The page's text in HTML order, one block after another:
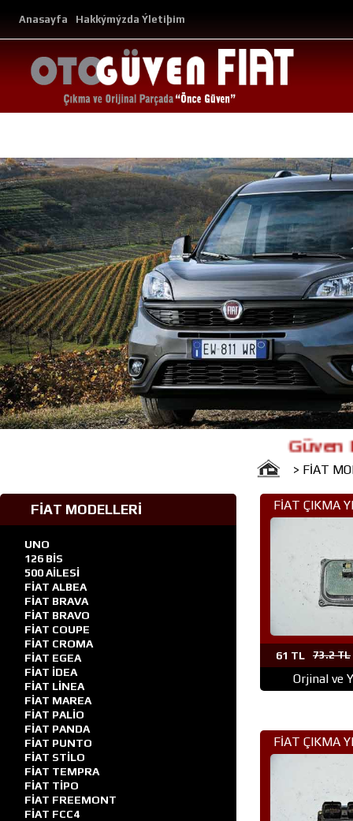
Anasayfa Hakkýmýzda Ýletiþim
Güven Fiat
FİAT MODELLERİ
UNO
126 BİS
500 AİLESİ
FİAT ALBEA
FİAT BRAVA
FİAT BRAVO
FİAT COUPE
FİAT CROMA
FİAT EGEA
FİAT İDEA
FİAT LİNEA
FİAT MAREA
FİAT PALİO
FİAT PANDA
FİAT PUNTO
FİAT STİLO
FİAT TEMPRA
FİAT TİPO
FİAT FREEMONT
FİAT FCC4
> FİAT
FİAT ÇIKMA
61 TL 73.2 TL
Orjinal ve
FİAT ÇIKMA